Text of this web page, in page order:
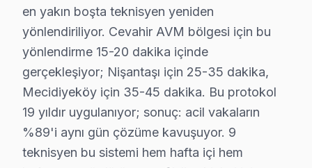
Neden: Yazılım güncellemelerinin eksikliği ya
Fiyat aralığı (2025): ₺300 - ₺800
Etkilenen modeller: Profilo PHD 50DTV
Bu bilgiler ışığında, Profilo televizyon
Şişli Mahallelerinde Profilo Servis Kapsamı
19 Mayıs'ta Profilo TV Servisi
en yakın boşta teknisyen yeniden
yönlendiriliyor. Cevahir AVM bölgesi için bu
yönlendirme 15-20 dakika içinde
gerçekleşiyor; Nişantaşı için 25-35 dakika,
Mecidiyeköy için 35-45 dakika. Bu protokol
19 yıldır uygulanıyor; sonuç: acil vakaların
%89'i aynı gün çözüme kavuşuyor. 9
teknisyen bu sistemi hem hafta içi hem